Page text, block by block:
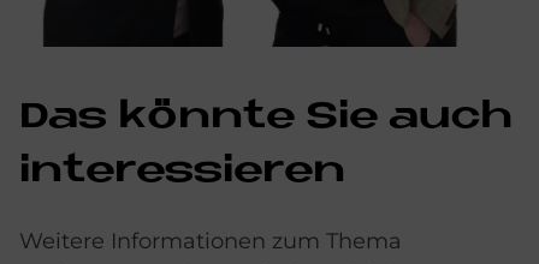
Das könnte Sie auch
interessieren
Weitere Informationen zum Thema